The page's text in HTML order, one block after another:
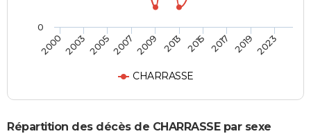
CHARRASSE
20002003200520072009 2013 2015 2017 2019 2023
0
Répartition des décès de CHARRASSE par sexe